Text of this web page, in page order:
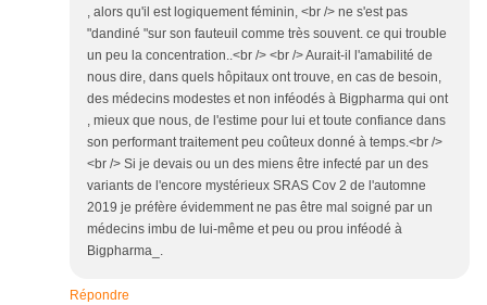
, alors qu'il est logiquement féminin, <br /> ne s'est pas
"dandiné "sur son fauteuil comme très souvent. ce qui trouble
un peu la concentration..<br /> <br /> Aurait-il l'amabilité de
nous dire, dans quels hôpitaux ont trouve, en cas de besoin,
des médecins modestes et non inféodés à Bigpharma qui ont
, mieux que nous, de l'estime pour lui et toute confiance dans
son performant traitement peu coûteux donné à temps.<br />
<br /> Si je devais ou un des miens être infecté par un des
variants de l'encore mystérieux SRAS Cov 2 de l'automne
2019 je préfère évidemment ne pas être mal soigné par un
médecins imbu de lui-même et peu ou prou inféodé à
Bigpharma_.
Répondre